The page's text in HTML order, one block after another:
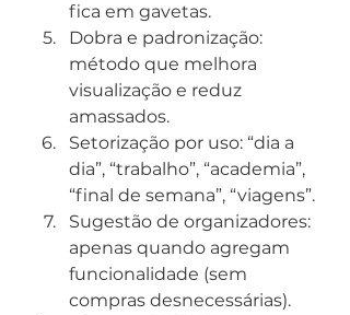
fica em gavetas.
Dobra e padronização:
método que melhora
visualização e reduz
amassados.
Setorização por uso: “dia a
dia”, “trabalho”, “academia”,
“final de semana”, “viagens”.
Sugestão de organizadores:
apenas quando agregam
funcionalidade (sem
compras desnecessárias).